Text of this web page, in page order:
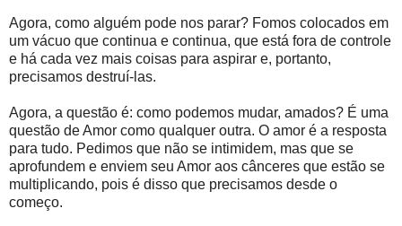
Agora, como alguém pode nos parar? Fomos colocados em
um vácuo que continua e continua, que está fora de controle
e há cada vez mais coisas para aspirar e, portanto,
precisamos destruí-las.
Agora, a questão é: como podemos mudar, amados? É uma
questão de Amor como qualquer outra. O amor é a resposta
para tudo. Pedimos que não se intimidem, mas que se
aprofundem e enviem seu Amor aos cânceres que estão se
multiplicando, pois é disso que precisamos desde o
começo.